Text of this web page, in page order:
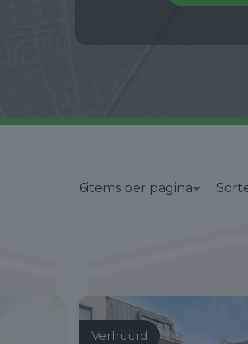
6items per pagina
Verhuurd